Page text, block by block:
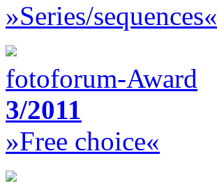
»Series/sequences«
fotoforum-Award
3/2011
»Free choice«